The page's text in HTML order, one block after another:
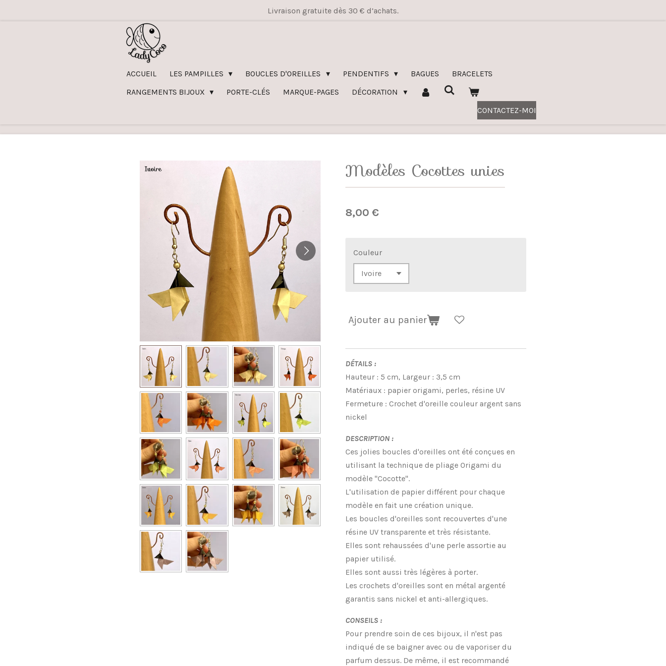
Livraison gratuite dès 30 € d’achats.
ACCUEIL LES PAMPILLES BOUCLES D'OREILLES PENDENTIFS BAGUES
BRACELETS
RANGEMENTS BIJOUX
PORTE-CLÉS MARQUE-PAGES
DÉCORATION
CONTACTEZ-MOI
Modèles Cocottes unies
8,00 €
Couleur
Ajouter au panier
DÉTAILS :
Hauteur : 5 cm, Largeur : 3,5 cm
Matériaux : papier origami, perles, résine UV
Fermeture : Crochet d'oreille couleur argent sans
nickel
DESCRIPTION :
Ces jolies boucles d'oreilles ont été conçues en
utilisant la technique de pliage Origami du
modèle "Cocotte".
L'utilisation de papier différent pour chaque
modèle en fait une création unique.
Les boucles d'oreilles sont recouvertes d'une
résine UV transparente et très résistante.
Elles sont rehaussées d'une perle assortie au
papier utilisé.
Elles sont aussi très légères à porter.
Les crochets d'oreilles sont en métal argenté
garantis sans nickel et anti-allergiques.
CONSEILS :
Pour prendre soin de ces bijoux, il n'est pas
indiqué de se baigner avec ou de vaporiser du
parfum dessus. De même, il est recommandé